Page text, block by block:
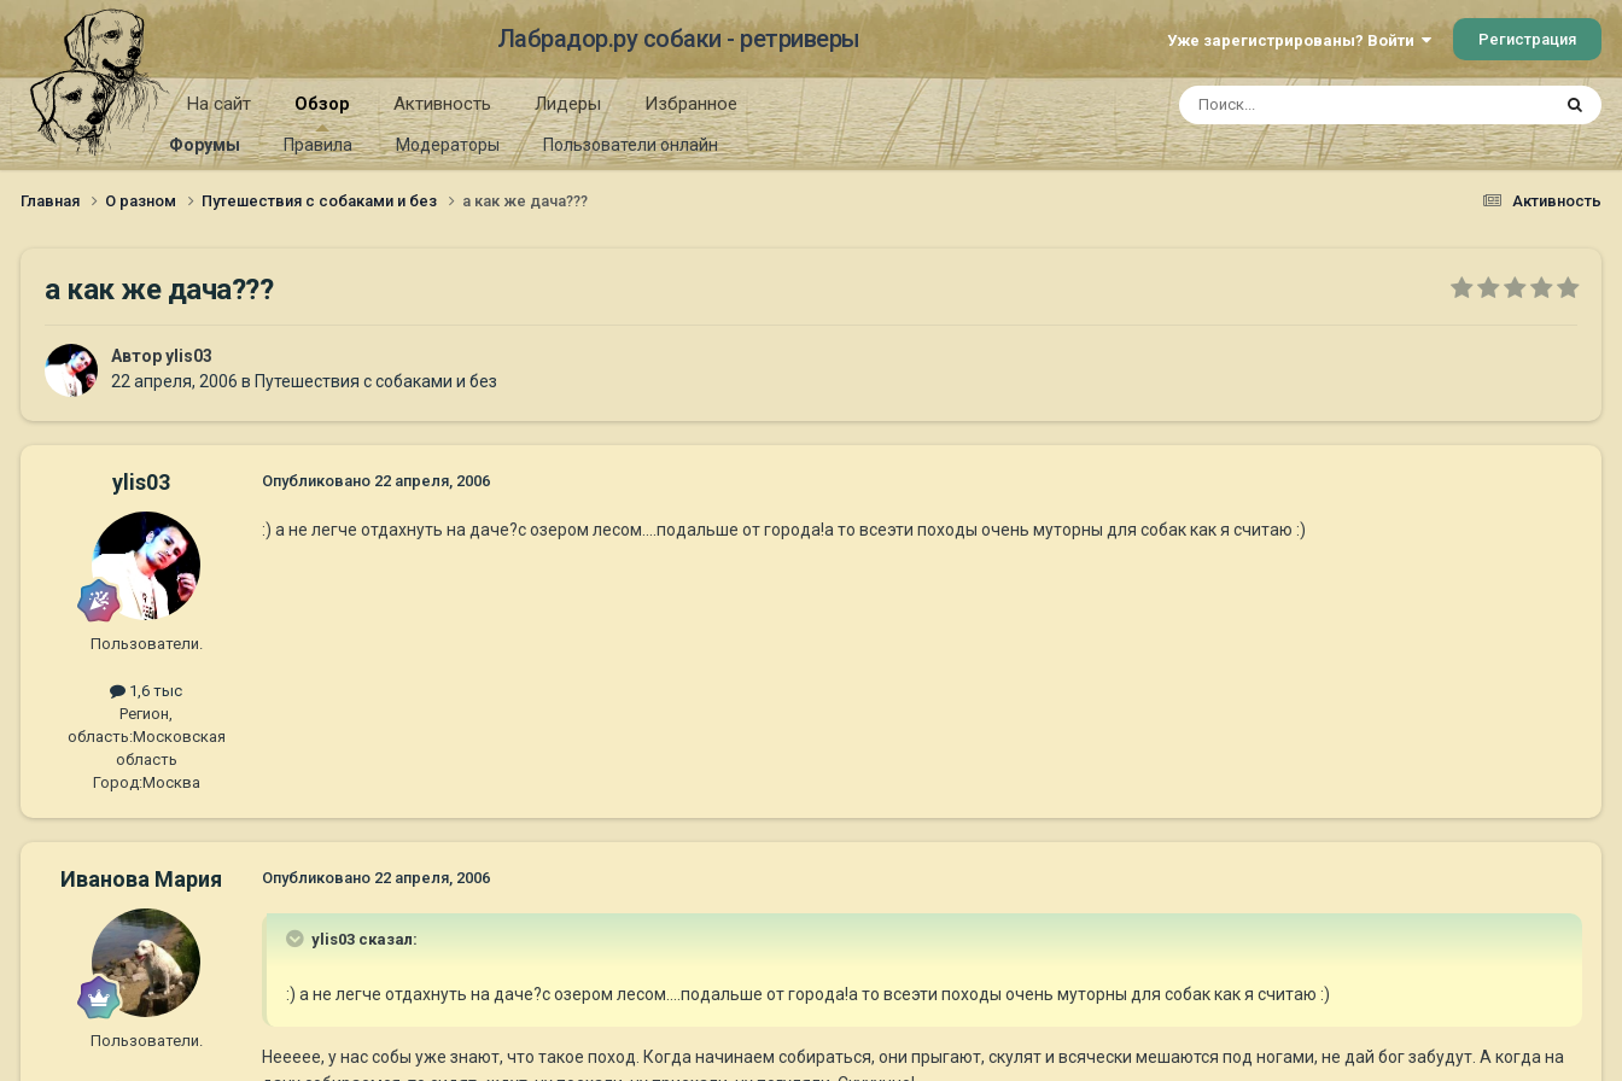
Лабрадор.ру собаки - ретриверы Уже зарегистрированы? Войти Регистрация
На сайт Обзор
Форумы Правила Модераторы Пользователи онлайн
Активность Лидеры Избранное
Активность
Главная О разном Путешествия с собаками и без а как же дача???
а как же дача???
Авторylis03
22 апреля, 2006 в Путешествия с собаками и без
ylis03
Пользователи.
1,6 тыс
Регион,
область:Московская
область
Город:Москва
Опубликовано 22 апреля, 2006
:) а не легче отдахнуть на даче?с озером лесом....подальше от города!а то всеэти походы очень муторны для собак как я считаю :)
Иванова Мария
Пользователи.
Опубликовано 22 апреля, 2006
ylis03 сказал:
:) а не легче отдахнуть на даче?с озером лесом....подальше от города!а то всеэти походы очень муторны для собак как я считаю :)
Неееее, у нас собы уже знают, что такое поход. Когда начинаем собираться, они прыгают, скулят и всячески мешаются под ногами, не дай бог забудут. А когда на